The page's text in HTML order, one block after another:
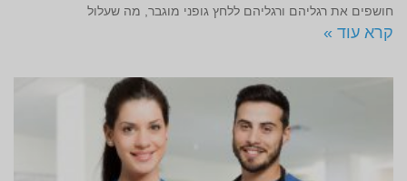
חושפים את רגליהם ורגליהם ללחץ גופני מוגבר, מה שעלול
קרא עוד »